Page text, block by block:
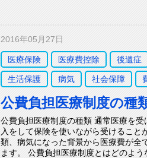
2016年05月27日
医療保険 医療費控除 後遺症
生活保護 病気 社会保障
公費負担医療制度の種
公費負担医療制度の種類 通常医療を
入をして保険を使いながら受けること
類、病気になった背景から医療費が全
ます。 公費負担医療制度とはどのよう